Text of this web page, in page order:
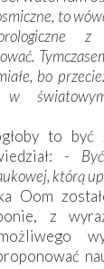
to
bo
w
to być
-
którą
Oom
z